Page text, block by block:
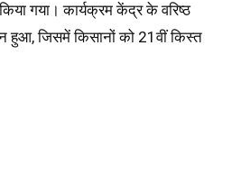
गया। कार्यक्रम केंद्र के वरिष्ठ
हुआ, जिसमें किसानों को 21वीं किस्त